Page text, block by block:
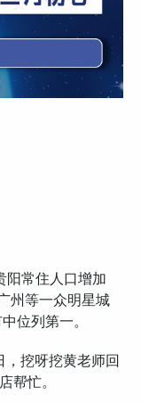
阳常住人口增加
州等一众明星城
位列第一。
，挖呀挖黄老师回
帮忙。